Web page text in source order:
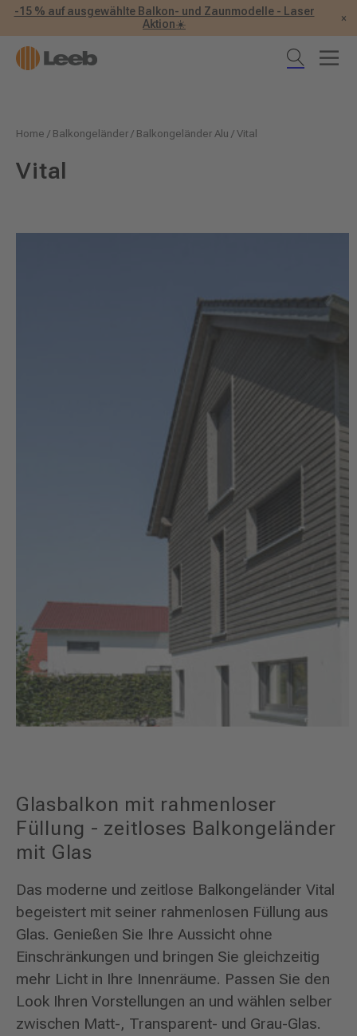
-15 % auf ausgewählte Balkon- und Zaunmodelle - Laser
Aktion☀️
×
Home / Balkongeländer/ Balkongeländer Alu /Vital
Vital
Glasbalkon mit rahmenloser
Füllung - zeitloses Balkongeländer
mit Glas
Das moderne und zeitlose Balkongeländer Vital
begeistert mit seiner rahmenlosen Füllung aus
Glas. Genießen Sie Ihre Aussicht ohne
Einschränkungen und bringen Sie gleichzeitig
mehr Licht in Ihre Innenräume. Passen Sie den
Look Ihren Vorstellungen an und wählen selber
zwischen Matt-, Transparent- und Grau-Glas.